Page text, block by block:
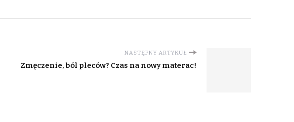
NASTĘPNY ARTYKUŁ
Zmęczenie, ból pleców? Czas na nowy materac!